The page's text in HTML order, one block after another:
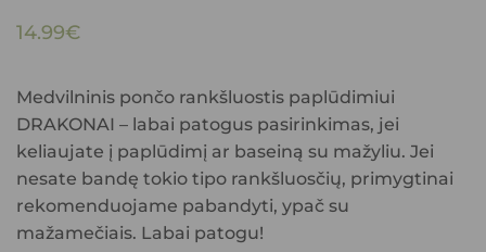
14.99€
Medvilninis pončo rankšluostis paplūdimiui
DRAKONAI – labai patogus pasirinkimas, jei
keliaujate į paplūdimį ar baseiną su mažyliu. Jei
nesate bandę tokio tipo rankšluosčių, primygtinai
rekomenduojame pabandyti, ypač su
mažamečiais. Labai patogu!